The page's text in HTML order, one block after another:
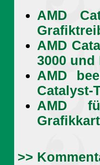
AMD
AMD
3000 und
AMD
Catalyst-
AMD
>>